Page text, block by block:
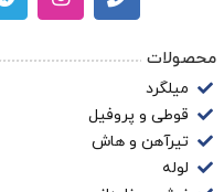
محصولات
میلگرد
قوطی و پروفیل
تیرآهن و هاش
لوله